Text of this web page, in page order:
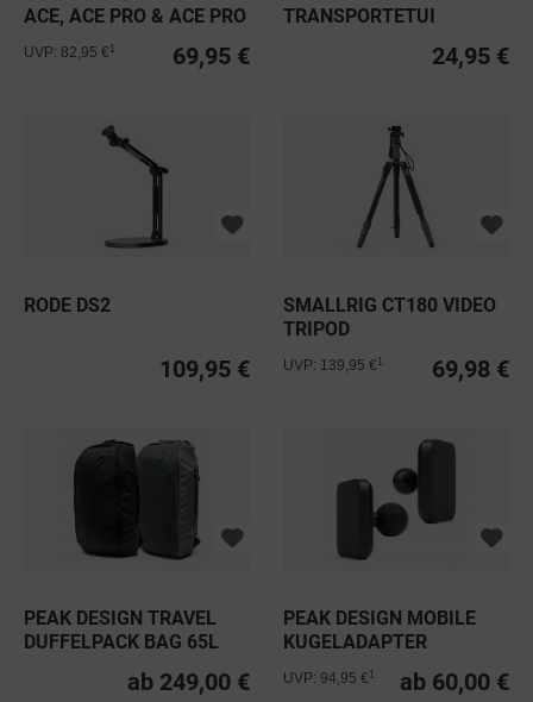
ACE, ACE PRO & ACE PRO
69,95 €
UVP: 82,95 €
TRANSPORTETUI
24,95 €
RODE DS2
109,95 €
SMALLRIG CT180 VIDEO
TRIPOD
69,98 €
UVP: 139,95 €
PEAK DESIGN TRAVEL
DUFFELPACK BAG 65L
ab 249,00 €
PEAK DESIGN MOBILE
KUGELADAPTER
CHARGING
ab 60,00 €
UVP: 94,95 €